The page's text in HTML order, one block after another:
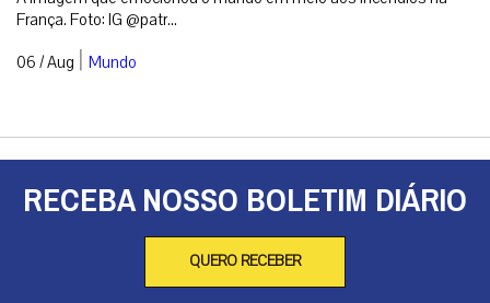
França. Foto: IG @patr...
06 / Aug | Mundo
RECEBA NOSSO BOLETIM DIÁRIO
QUERO RECEBER